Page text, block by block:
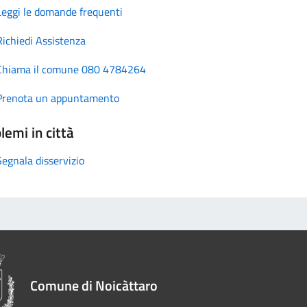
le domande frequenti
Assistenza
il comune 080 4784264
un appuntamento
in città
disservizio
Comune di Noicàttaro